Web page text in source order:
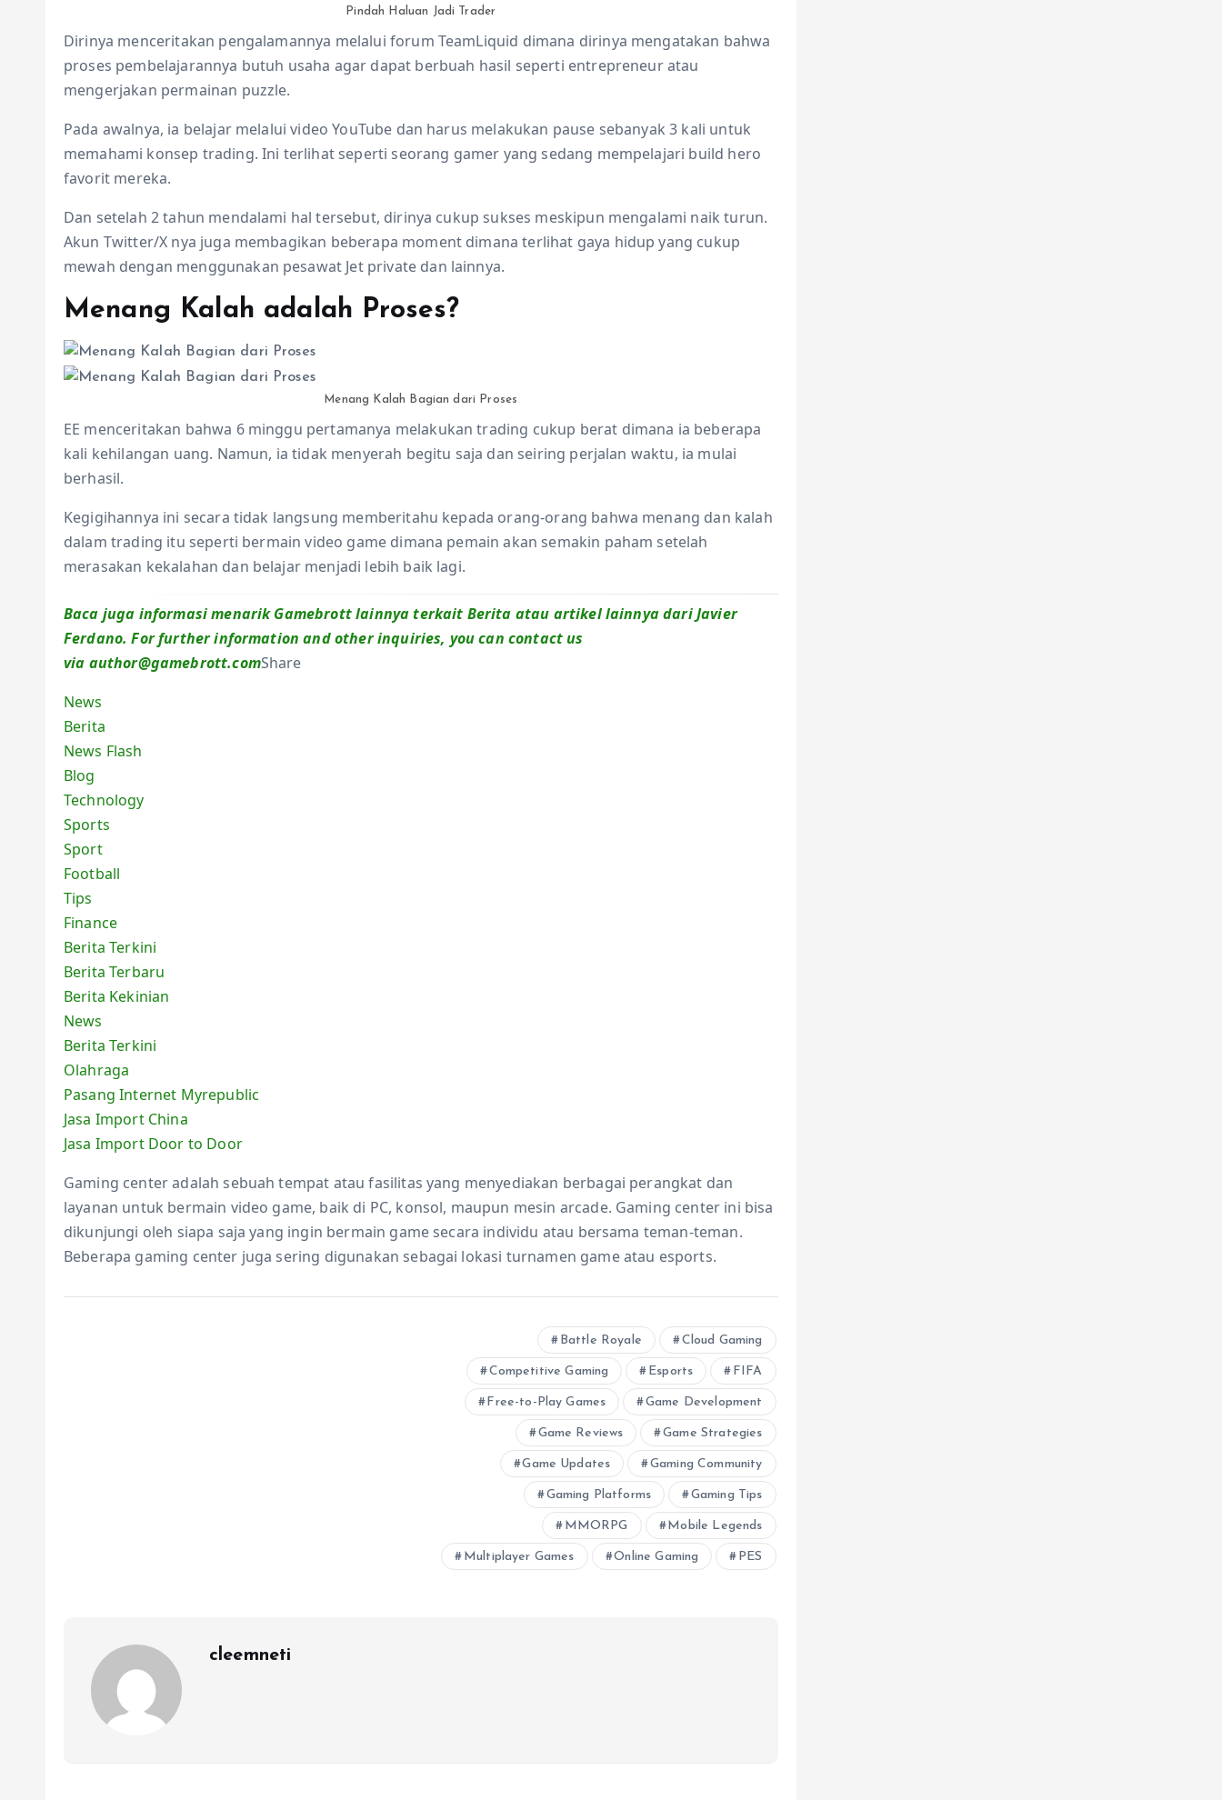
Pindah Haluan Jadi Trader
Dirinya menceritakan pengalamannya melalui forum TeamLiquid dimana dirinya mengatakan bahwa
proses pembelajarannya butuh usaha agar dapat berbuah hasil seperti entrepreneur atau
mengerjakan permainan puzzle.
Pada awalnya, ia belajar melalui video YouTube dan harus melakukan pause sebanyak 3 kali untuk
memahami konsep trading. Ini terlihat seperti seorang gamer yang sedang mempelajari build hero
favorit mereka.
Dan setelah 2 tahun mendalami hal tersebut, dirinya cukup sukses meskipun mengalami naik turun.
Akun Twitter/X nya juga membagikan beberapa moment dimana terlihat gaya hidup yang cukup
mewah dengan menggunakan pesawat Jet private dan lainnya.
Menang Kalah adalah Proses?
Menang Kalah Bagian dari Proses
EE menceritakan bahwa 6 minggu pertamanya melakukan trading cukup berat dimana ia beberapa
kali kehilangan uang. Namun, ia tidak menyerah begitu saja dan seiring perjalan waktu, ia mulai
berhasil.
Kegigihannya ini secara tidak langsung memberitahu kepada orang-orang bahwa menang dan kalah
dalam trading itu seperti bermain video game dimana pemain akan semakin paham setelah
merasakan kekalahan dan belajar menjadi lebih baik lagi.
Baca juga informasi menarik Gamebrott lainnya terkait Berita atau artikel lainnya dari Javier
Ferdano. For further information and other inquiries, you can contact us
via author@gamebrott.comShare
News
Berita
News Flash
Blog
Technology
Sports
Sport
Football
Tips
Finance
Berita Terkini
Berita Terbaru
Berita Kekinian
News
Berita Terkini
Olahraga
Pasang Internet Myrepublic
Jasa Import China
Jasa Import Door to Door
Gaming center adalah sebuah tempat atau fasilitas yang menyediakan berbagai perangkat dan
layanan untuk bermain video game, baik di PC, konsol, maupun mesin arcade. Gaming center ini bisa
dikunjungi oleh siapa saja yang ingin bermain game secara individu atau bersama teman-teman.
Beberapa gaming center juga sering digunakan sebagai lokasi turnamen game atau esports.
Battle Royale Cloud Gaming
Competitive Gaming Esports FIFA
Free-to-Play Games Game Development
Game Reviews Game Strategies
Game Updates Gaming Community
Gaming Platforms Gaming Tips
MMORPG Mobile Legends
Multiplayer Games Online Gaming PES
cleemneti